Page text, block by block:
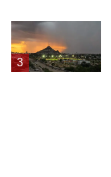
3